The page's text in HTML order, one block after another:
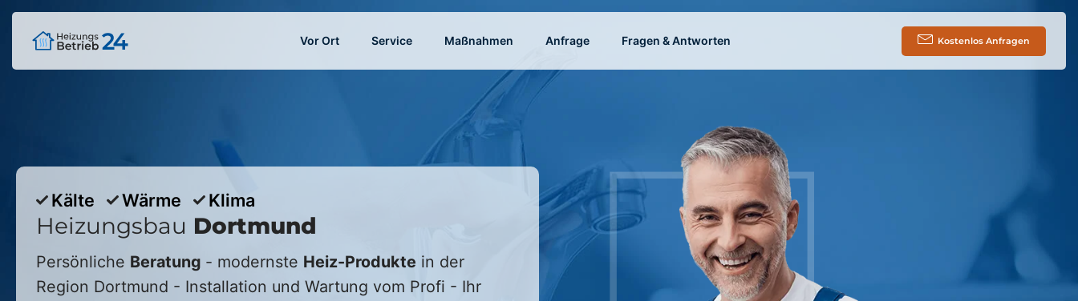
Vor Ort Service Maßnahmen Anfrage Fragen & Antworten Kostenlos Anfragen
Kälte Wärme Klima
Heizungsbau Dortmund
Persönliche Beratung - modernste Heiz-Produkte in der
Region Dortmund - Installation und Wartung vom Profi - Ihr